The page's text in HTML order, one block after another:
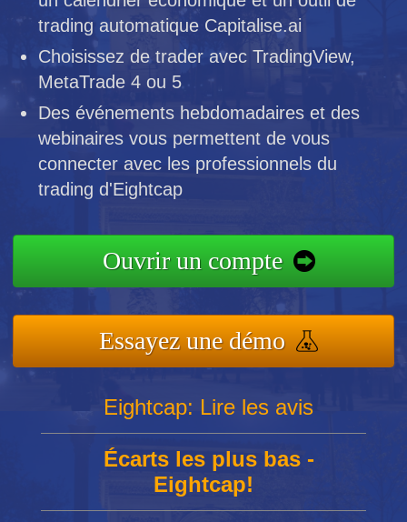
trading automatique Capitalise.ai
Choisissez de trader avec TradingView,
MetaTrade 4 ou 5
Des événements hebdomadaires et des
webinaires vous permettent de vous
connecter avec les professionnels du
trading d'Eightcap
Ouvrir un compte
Essayez une démo
Eightcap: Lire les avis
Écarts les plus bas -
Eightcap!